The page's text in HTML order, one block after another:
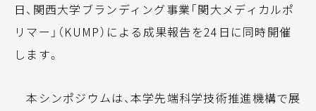
日、関西大学ブランディング事業「関大メディカルポ
リマー」（KUMP）による成果報告を24日に同時開催
します。
本シンポジウムは、本学先端科学技術推進機構で展